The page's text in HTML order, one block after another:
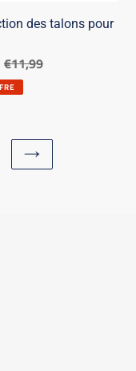
des talons pour
Prix
de
€11,99
PAGE